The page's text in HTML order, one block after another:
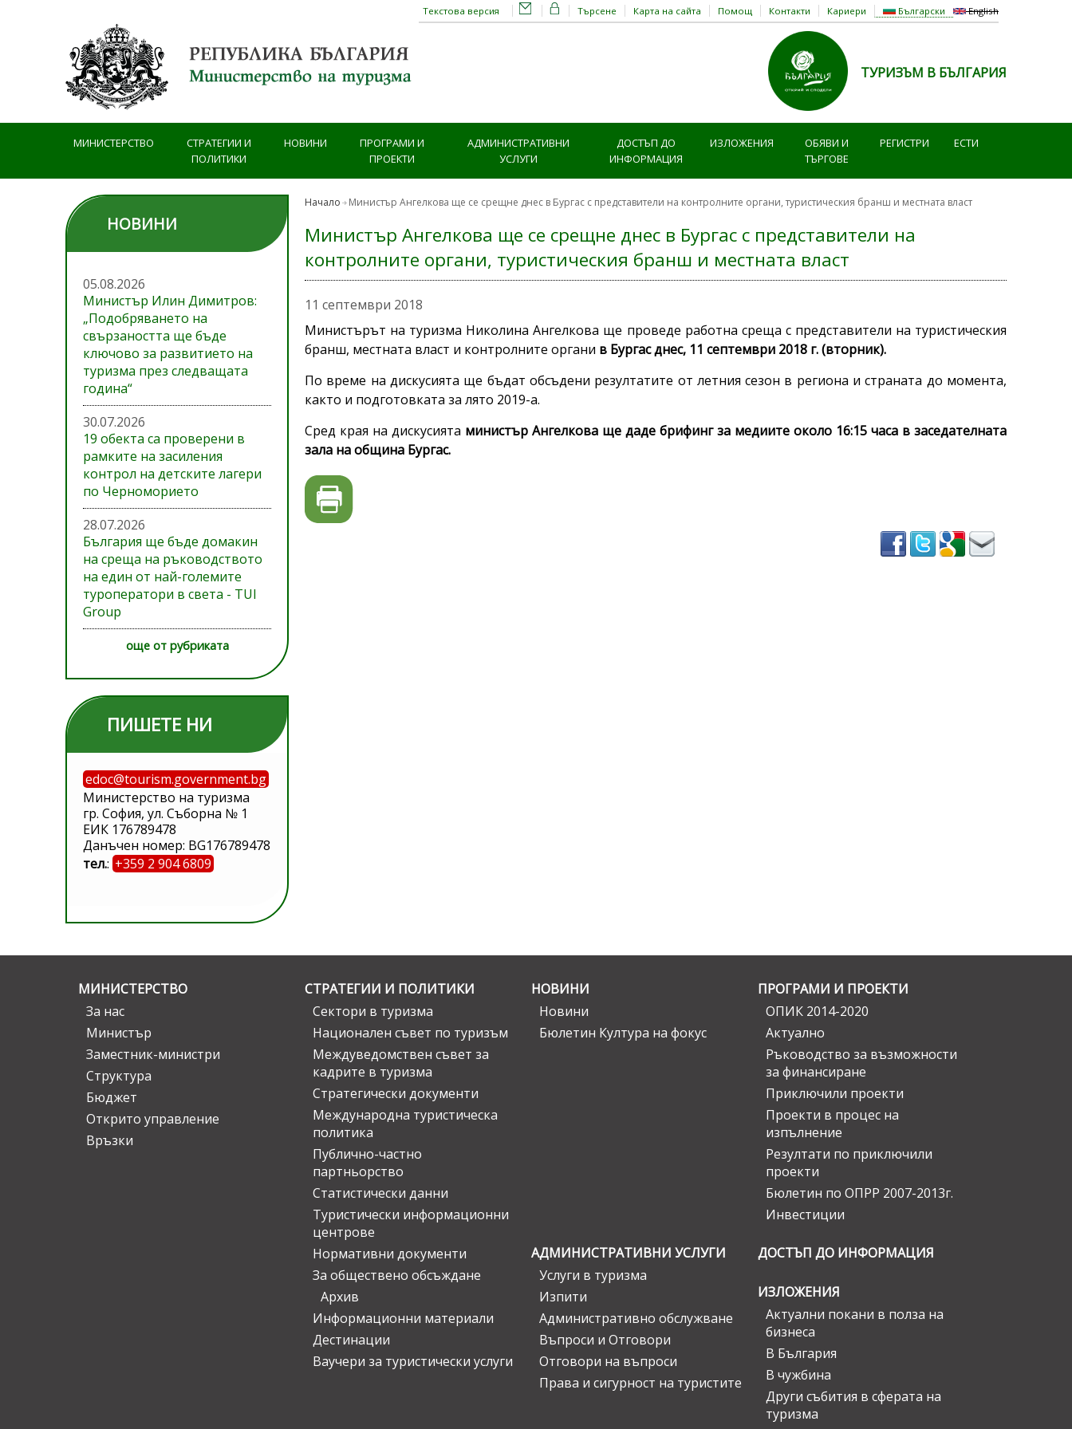
Български English
Търсене Карта на сайта Помощ Контакти Кариери
Текстова версия
ТУРИЗЪМ В БЪЛГАРИЯ
МИНИСТЕРСТВО
СТРАТЕГИИ И
ПОЛИТИКИ
НОВИНИ
ПРОГРАМИ И
ПРОЕКТИ
АДМИНИСТРАТИВНИ
УСЛУГИ
ДОСТЪП ДО
ИНФОРМАЦИЯ
ИЗЛОЖЕНИЯ
ОБЯВИ И
ТЪРГОВЕ
РЕГИСТРИ ЕСТИ
НОВИНИ
05.08.2026
Министър Илин Димитров:
„Подобряването на
свързаността ще бъде
ключово за развитието на
туризма през следващата
година“
30.07.2026
19 обекта са проверени в
рамките на засиления
контрол на детските лагери
по Черноморието
28.07.2026
България ще бъде домакин
на среща на ръководството
на един от най-големите
туроператори в света - TUI
Group
още от рубриката
ПИШЕТЕ НИ
edoc@tourism.government.bg
Министерство на туризма
гр. София, ул. Съборна № 1
ЕИК 176789478
Данъчен номер: BG176789478
тел.: +359 2 904 6809
Начало Министър Ангелкова ще се срещне днес в Бургас с представители на контролните органи, туристическия бранш и местната власт
Министър Ангелкова ще се срещне днес в Бургас с представители на
контролните органи, туристическия бранш и местната власт
11 септември 2018
Министърът на туризма Николина Ангелкова ще проведе работна среща с представители на туристическия
бранш, местната власт и контролните органи в Бургас днес, 11 септември 2018 г. (вторник).
По време на дискусията ще бъдат обсъдени резултатите от летния сезон в региона и страната до момента,
както и подготовката за лято 2019-а.
Сред края на дискусията министър Ангелкова ще даде брифинг за медиите около 16:15 часа в заседателната
зала на община Бургас.
МИНИСТЕРСТВО
За нас
Министър
Заместник-министри
Структура
Бюджет
Открито управление
Връзки
СТРАТЕГИИ И ПОЛИТИКИ
Сектори в туризма
Национален съвет по туризъм
Междуведомствен съвет за
кадрите в туризма
Стратегически документи
Международна туристическа
политика
Публично-частно
партньорство
Статистически данни
Туристически информационни
центрове
Нормативни документи
За обществено обсъждане
Архив
Информационни материали
Дестинации
Ваучери за туристически услуги
НОВИНИ
Новини
Бюлетин Култура на фокус
ПРОГРАМИ И ПРОЕКТИ
ОПИК 2014-2020
Актуално
Ръководство за възможности
за финансиране
Приключили проекти
Проекти в процес на
изпълнение
Резултати по приключили
проекти
Бюлетин по ОПРР 2007-2013г.
Инвестиции
АДМИНИСТРАТИВНИ УСЛУГИ
Услуги в туризма
Изпити
Административно обслужване
Въпроси и Отговори
Отговори на въпроси
Права и сигурност на туристите
ДОСТЪП ДО ИНФОРМАЦИЯ
ИЗЛОЖЕНИЯ
Актуални покани в полза на
бизнеса
В България
В чужбина
Други събития в сферата на
туризма